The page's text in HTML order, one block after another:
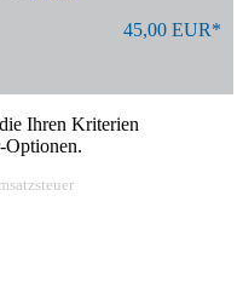
45,00 EUR*
Ihren Kriterien
Optionen.